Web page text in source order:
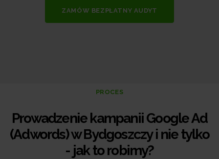
ZAMÓW BEZPŁATNY AUDYT
PROCES
Prowadzenie kampanii Google Ad
(Adwords) w Bydgoszczy i nie tylko
- jak to robimy?